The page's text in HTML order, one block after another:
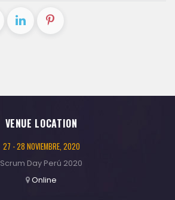
VENUE LOCATION
27 - 28 NOVIEMBRE, 2020
Scrum Day Perú 2020
Online